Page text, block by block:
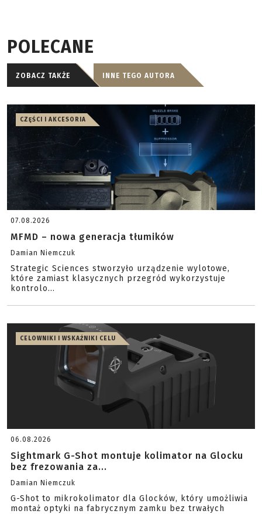
POLECANE
ZOBACZ TAKŻE INNE TEGO AUTORA
CZĘŚCI I AKCESORIA
07.08.2026
MFMD – nowa generacja tłumików
Damian Niemczuk
Strategic Sciences stworzyło urządzenie wylotowe,
które zamiast klasycznych przegród wykorzystuje
kontrolo...
CELOWNIKI I WSKAŹNIKI CELU
06.08.2026
Sightmark G-Shot montuje kolimator na Glocku
bez frezowania za...
Damian Niemczuk
G-Shot to mikrokolimator dla Glocków, który umożliwia
montaż optyki na fabrycznym zamku bez trwałych